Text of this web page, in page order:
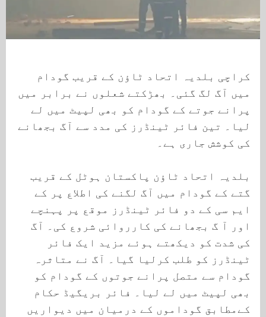
کراچی بلدیہ اتحاد ٹاؤن کے قریب گودام
میں آگ لگ گئی۔ بھڑکتے شعلوں نے برابر میں
پرانے جوتے کے گودام کو بھی لپیٹ میں لے
لیا۔ تین فائر ٹینڈرز کی مدد سے آگ بجھانے
کی کوشش جاری ہے۔
بلدیہ اتحاد ٹاؤن پاکستان ہوٹل کے قریب
گتے کے گودام میں آگ لگنے کی اطلاع پر کے
ایم سی کے دو فائر ٹینڈرز موقع پر پہنچے
اور آ گ بجھانے کی کارروائی شروع کی۔ آگ
کی شدت کو دیکھتے ہوئے مزید ایک فائر
ٹینڈرز کو طلب کرلیا گیا۔ آگ نے متاثرہ
گودام سے متصل پرانے جوتوں کے گودام کو
بھی لپیٹ میں لے لیا۔ فائر بریگیڈ حکام
کےمطابق گوداموں کے درمیان میں دیواریں